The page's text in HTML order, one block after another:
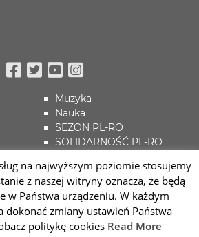
Facebook
Twitter
Youtube
Instagram
Muzyka
Nauka
SEZON PL-RO
SOLIDARNOŚĆ PL-RO
Sztuki wizualne
Teatr
Wydarzenia
na najwyższym poziomie stosujemy
z naszej witryny oznacza, że będą
w Państwa urządzeniu. W każdym
dokonać zmiany ustawień Państwa
politykę cookies Read More